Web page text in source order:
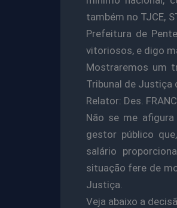
também no TJCE,
Prefeitura de
vitoriosos, e digo
Mostraremos um
Tribunal de Justiça
Relator: Des.
Não se me
gestor público
salário
situação fere de
Justiça.
Veja abaixo a